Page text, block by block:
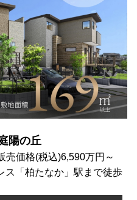
陽の丘
売価格(税込)6,590万円～
「柏たなか」駅まで徒歩